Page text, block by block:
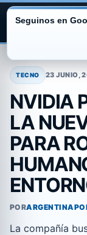
contenido
TECNO 23 JUNIO,
NVIDIA
LA
PARA
POR
La compañía
Seguinos en